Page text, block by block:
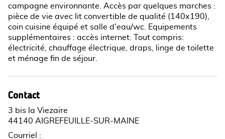
campagne environnante. Accès par quelques marches :
pièce de vie avec lit convertible de qualité (140x190),
coin cuisine équipé et salle d'eau/wc. Equipements
supplémentaires : accès internet. Tout compris:
électricité, chauffage électrique, draps, linge de toilette
et ménage fin de séjour.
Contact
3 bis la Viezaire
44140 AIGREFEUILLE-SUR-MAINE
Courriel
: